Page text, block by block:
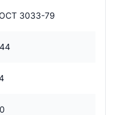
3033-79